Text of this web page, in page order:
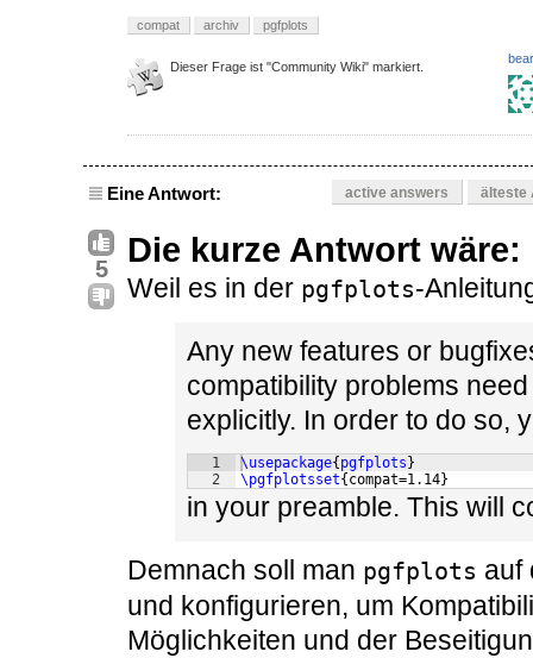
compat archiv pgfplots
Dieser Frage ist "Community Wiki" markiert.
Eine Antwort: active answers älteste
5 Die kurze Antwort wäre:
Weil es in der pgfplots-
Any new features or
compatibility problems
explicitly. In order to do so,
1
2
\usepackage{ pgfplots }
\pgfplotsset{ compat=1.14}
in your preamble. This will
Demnach soll man pgfplots auf
und konfigurieren, um
Möglichkeiten und der